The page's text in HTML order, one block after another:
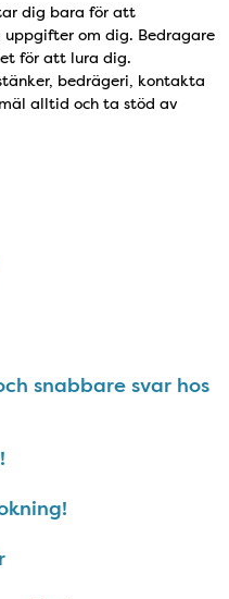
dig bara för att
uppgifter om dig. Bedragare
för att lura dig.
bedrägeri, kontakta
alltid och ta stöd av
snabbare svar hos